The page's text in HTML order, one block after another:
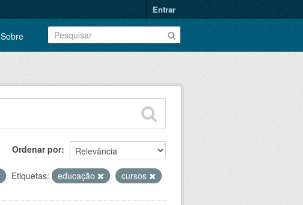
Entrar
Sobre
Ordenar por
Etiquetas: educação cursos